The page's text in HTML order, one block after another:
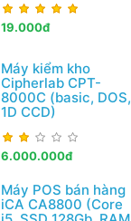
19.000đ
Máy kiểm kho
Cipherlab CPT-
8000C (basic, DOS,
1D CCD)
6.000.000đ
Máy POS bán hàng
iCA CA8800 (Core